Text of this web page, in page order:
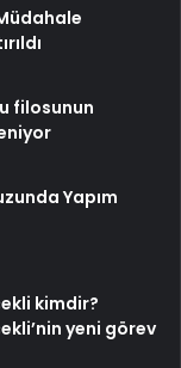
filosunun
Yapım
kimdir?
yeni görev